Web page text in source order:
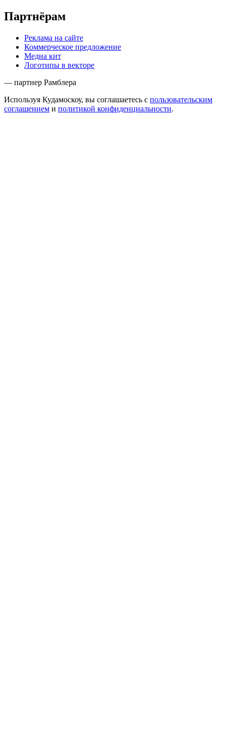
Партнёрам
Реклама на сайте
Коммерческое предложение
Медиа кит
Логотипы в векторе
— партнер Рамблера
Используя Кудамоскоу, вы соглашаетесь с пользовательским
соглашением и политикой конфиденциальности.